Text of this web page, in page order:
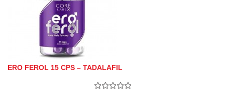
ERO FEROL 15 CPS – TADALAFIL